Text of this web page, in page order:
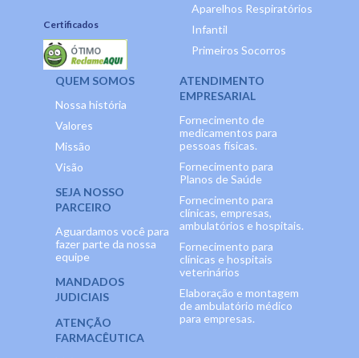
Certificados
Aparelhos Respiratórios
Infantil
Primeiros Socorros
QUEM SOMOS
Nossa história
Valores
Missão
Visão
SEJA NOSSO
PARCEIRO
Aguardamos você para
fazer parte da nossa
equipe
MANDADOS
JUDICIAIS
ATENÇÃO
FARMACÊUTICA
ATENDIMENTO
EMPRESARIAL
Fornecimento de
medicamentos para
pessoas físicas.
Fornecimento para
Planos de Saúde
Fornecimento para
clínicas, empresas,
ambulatórios e hospitais.
Fornecimento para
clínicas e hospitais
veterinários
Elaboração e montagem
de ambulatório médico
para empresas.